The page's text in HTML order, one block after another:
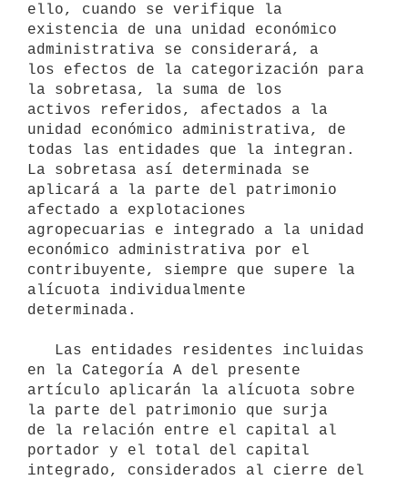
ello, cuando se verifique la
existencia de una unidad económico
administrativa se considerará, a
los efectos de la categorización para
la sobretasa, la suma de los
activos referidos, afectados a la
unidad económico administrativa, de
todas las entidades que la integran.
La sobretasa así determinada se
aplicará a la parte del patrimonio
afectado a explotaciones
agropecuarias e integrado a la unidad
económico administrativa por el
contribuyente, siempre que supere la
alícuota individualmente
determinada.
en la Categoría A del presente
artículo aplicarán la alícuota sobre
la parte del patrimonio que surja
de la relación entre el capital al
portador y el total del capital
integrado, considerados al cierre del